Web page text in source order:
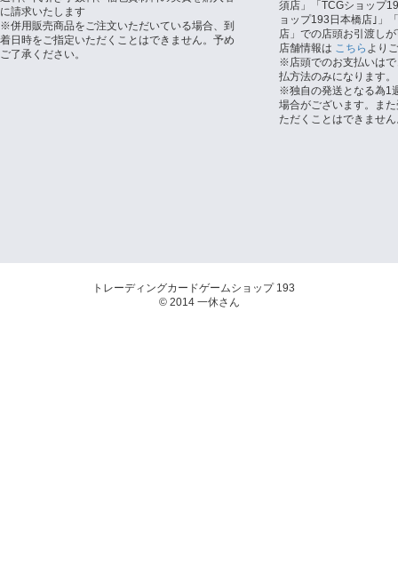
に請求いたします
※併用販売商品をご注文いただいている場合、到
着日時をご指定いただくことはできません。予め
ご了承ください。
須店」「TCGショップ
ョップ193日本橋店｣」
店」での店頭お引渡し
店舗情報は こちら より
※店頭でのお支払いは
払方法のみになります。
※独自の発送となる為1
場合がございます。ま
ただくことはできませ
トレーディングカードゲームショップ 193
© 2014 一休さん